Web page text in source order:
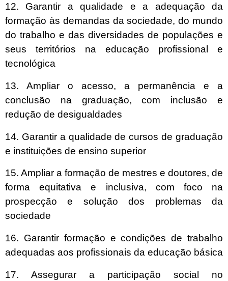
12. Garantir a qualidade e a adequação da
formação às demandas da sociedade, do mundo
do trabalho e das diversidades de populações e
seus territórios na educação profissional e
tecnológica
13. Ampliar o acesso, a permanência e a
conclusão na graduação, com inclusão e
redução de desigualdades
14. Garantir a qualidade de cursos de graduação
e instituições de ensino superior
15. Ampliar a formação de mestres e doutores, de
forma equitativa e inclusiva, com foco na
prospecção e solução dos problemas da
sociedade
16. Garantir formação e condições de trabalho
adequadas aos profissionais da educação básica
17. Assegurar a participação social no